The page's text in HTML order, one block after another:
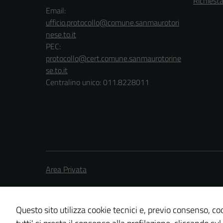
Email:
ufficio.protocollo@comune.sanmaurotori
nese.to.it
PEC:
protocollo@cert.comune.sanmaurotorine
se.to.it
Centralino unico: 011.8228011
Area Privata
Questo sito utilizza cookie tecnici e, previo consenso,